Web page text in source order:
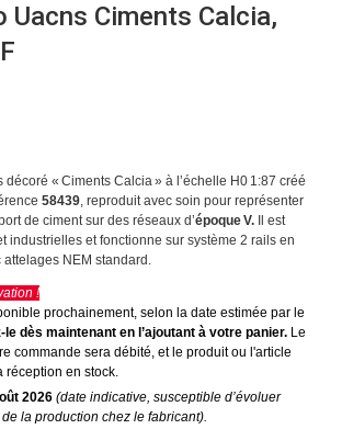
Uacns Ciments Calcia,
décoré « Ciments Calcia » à l’échelle H0 1:87 créé
58439, reproduit avec soin pour représenter
de ciment sur des réseaux d’époque V.Il est
industrielles et fonctionne sur système 2 rails en
NEM standard.
!
prochainement, selon la date estimée par le
le dès maintenant en l’ajoutant à votre panier. Le
commande sera débité, et le produit ou l'article
réception en stock.
2026 (date indicative, susceptible d’évoluer
la production chez le fabricant).